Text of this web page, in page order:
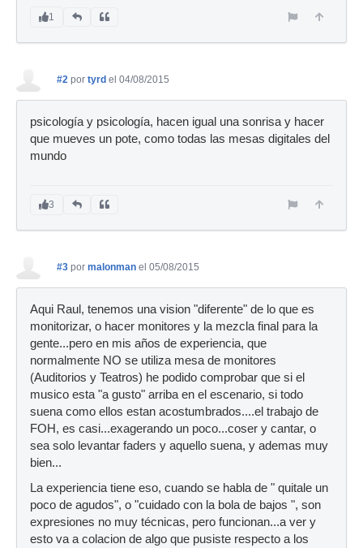
1
#2 por tyrd el 04/08/2015
psicología y psicología, hacen igual una sonrisa y hacer
que mueves un pote, como todas las mesas digitales del
mundo
3
#3 por malonman el 05/08/2015
Aqui Raul, tenemos una vision "diferente" de lo que es
monitorizar, o hacer monitores y la mezcla final para la
gente...pero en mis años de experiencia, que
normalmente NO se utiliza mesa de monitores
(Auditorios y Teatros) he podido comprobar que si el
musico esta "a gusto" arriba en el escenario, si todo
suena como ellos estan acostumbrados....el trabajo de
FOH, es casi...exagerando un poco...coser y cantar, o
sea solo levantar faders y aquello suena, y ademas muy
bien...
La experiencia tiene eso, cuando se habla de " quitale un
poco de agudos", o "cuidado con la bola de bajos ", son
expresiones no muy técnicas, pero funcionan...a ver y
esto va a colacion de algo que pusiste respecto a los